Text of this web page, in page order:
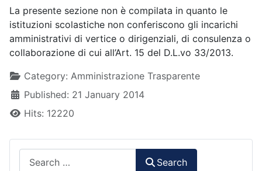
La presente sezione non è compilata in quanto le
istituzioni scolastiche non conferiscono gli incarichi
amministrativi di vertice o dirigenziali, di consulenza o
collaborazione di cui all’Art. 15 del D.L.vo 33/2013.
DetailsCategory: Amministrazione Trasparente
Published: 21 January 2014
Hits: 12220
Search